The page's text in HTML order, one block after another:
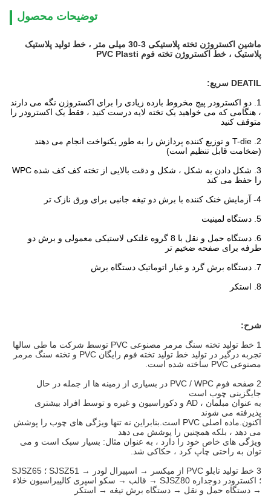
توضیحات محصول
ماشین اکستروژن تخته پلاستیکی 3-30 میلی متر ، خط تولید پلاستیک
پلاستیک ، خط اکستروژن تخته فوم PVC Plasti
DEATIL سریع:
1. دو اکسترودر پیچ مخروط بازده زیادی را برای اکستروژن نگه می دارند
، هنگامی که می خواهید یک تخته لایه درست کنید ، فقط یک اکسترودر را
متوقف کنید
2. T-die و توزیع کننده پردازش را به طور یکنواخت انجام می دهند
(ضخامت قابل تنظیم است)
3. شکل دادن به شکل ، شکل و دقت بالایی از تخته کف کف شده WPC
را حفظ می کند
4- آزمایش خنک کننده با برش دو تیغه جانبی برای ورق نازک تر
5. دستگاه لمینیت
6. دستگاه حمل و نقل با 8 گروه غلتکی لاستیکی معمولی و برش دو
طرفه برای صفحه ضخیم تر
7. دستگاه برش گرد و غبار اتوماتیک دستگاه برش
8. استکر
شرح:
1
خط تولید تخته سنگ مرمر مصنوعی PVC توسط شرکت ما طی سالها
تجربه درگیر در تولید خط تولید تخته فوم رایگان PVC و تخته سنگ مرمر
مصنوعی PVC ساخته شده است.
2
صفحه فوم PVC / WPC در بسیاری از زمینه ها از جمله در حال
جایگزینی چوب است
به عنوان مبلمان ، AD و دکوراسیون و غیره و توسط افراد بیشتری
پذیرفته می شوند
اکنون.ماده اصلی PVC است.بنابراین نه تنها ویژگی های چوب را پوشش
می دهد ، بلکه همچنین را پوشش می دهد
ویژگی های خاص خود را دارد ، به عنوان مثال: بسیار سبک است و می
توان به راحتی چاپ کرد ، حکاکی شد.
3
خط تولید تابلو PVC از میکسر → اسپیرال لودر → SJSZ51 ؛ SJSZ65
؛ اکسترودر دوجداره SJSZ80 → قالب → سکو اسپری کالیبراسیون خلاء
→ دستگاه حمل و نقل → دستگاه برش تیغه → استکر